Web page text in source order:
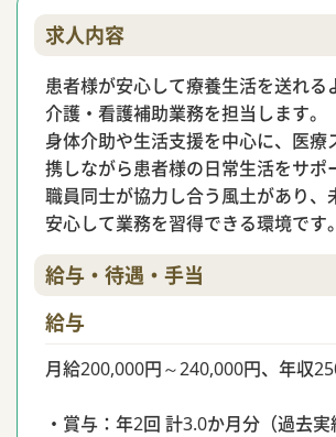
求人内容
患者様が安心して療養生活を送れる
介護・看護補助業務を担当します。
身体介助や生活支援を中心に、医療
携しながら患者様の日常生活をサポ
職員同士が協力し合う風土があり、
安心して業務を習得できる環境です。
給与・待遇・手当
給与
月給200,000円～240,000円、年収
・賞与：年2回 計3.0か月分（過去実